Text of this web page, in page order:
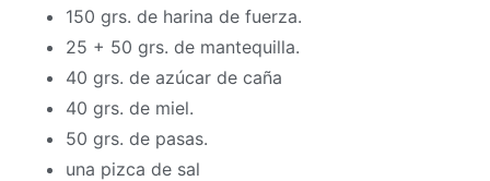
150 grs. de harina de fuerza.
25 + 50 grs. de mantequilla.
40 grs. de azúcar de caña
40 grs. de miel.
50 grs. de pasas.
una pizca de sal